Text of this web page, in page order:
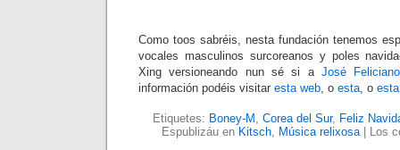
Como toos sabréis, nesta fundación tenemos
vocales masculinos surcoreanos y poles
Xing versioneando nun sé si a José Feliciano
información podéis visitar esta web, o esta, o
Etiquetes: Boney-M , Corea del Sur, Feliz
Espublizáu en Kitsch, Música relixosa| Los